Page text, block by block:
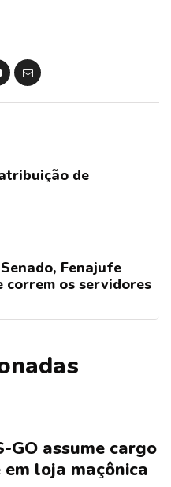
de
Fenajufe
os servidores
GO assume cargo
loja maçônica